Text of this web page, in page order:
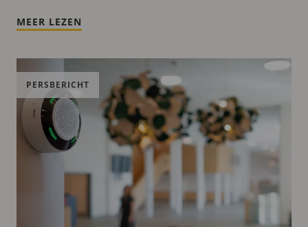
MEER LEZEN
PERSBERICHT